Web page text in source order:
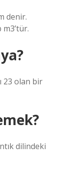
denir.
23 olan bir
dilindeki